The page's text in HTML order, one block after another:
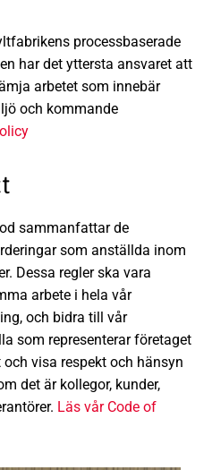
processbaserade
har det yttersta ansvaret att
arbetet som innebär
och kommande
sammanfattar de
som anställda inom
Dessa regler ska vara
arbete i hela vår
och bidra till vår
som representerar företaget
visa respekt och hänsyn
det är kollegor, kunder,
Läs vår Code of